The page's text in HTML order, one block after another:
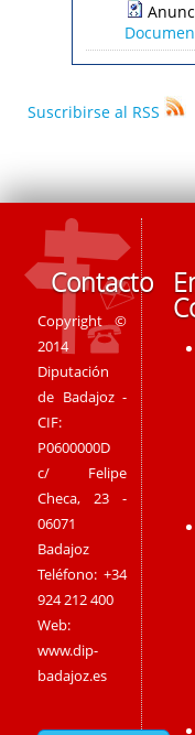
Suscribirse al RSS
Contacto
Copyright ©
2014
Diputación
de Badajoz -
CIF:
P0600000D
c/ Felipe
Checa, 23 -
06071
Badajoz
Teléfono: +34
924 212 400
Web:
www.dip-
badajoz.es
Entidades